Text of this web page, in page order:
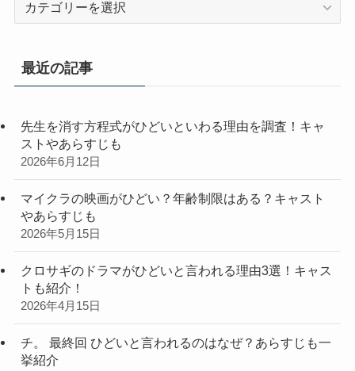
リ
最近の記事
先生を消す方程式がひどいといわる理由を調査！キャ
ストやあらすじも
2026年6月12日
マイクラの映画がひどい？年齢制限はある？キャスト
やあらすじも
2026年5月15日
クロサギのドラマがひどいと言われる理由3選！キャス
トも紹介！
2026年4月15日
チ。 最終回 ひどいと言われるのはなぜ？あらすじも一
挙紹介